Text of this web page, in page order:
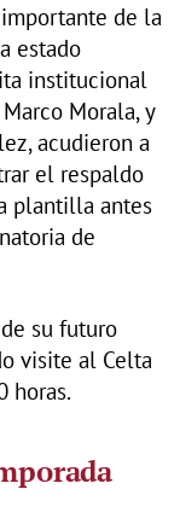
de la
estado
institucional
Morala, y
acudieron a
el respaldo
plantilla antes
de
su futuro
visite al Celta
horas.